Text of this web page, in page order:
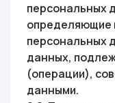
персональных
определяющие
персональных
данных,
(операции),
данными.